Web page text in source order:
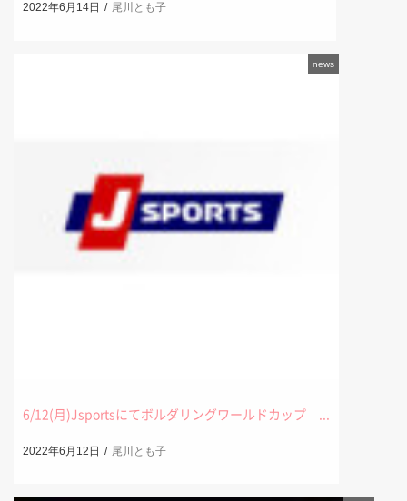
2022年6月14日 尾川とも子
news
6/12(月)Jsportsにてボルダリングワールドカップ ...
2022年6月12日 尾川とも子